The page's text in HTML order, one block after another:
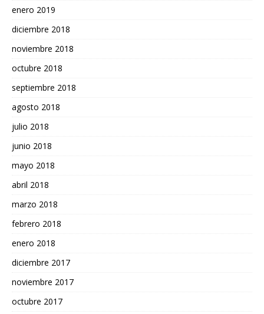
enero 2019
diciembre 2018
noviembre 2018
octubre 2018
septiembre 2018
agosto 2018
julio 2018
junio 2018
mayo 2018
abril 2018
marzo 2018
febrero 2018
enero 2018
diciembre 2017
noviembre 2017
octubre 2017